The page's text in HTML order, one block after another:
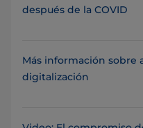
después de la COVID
Más información sobre
digitalización